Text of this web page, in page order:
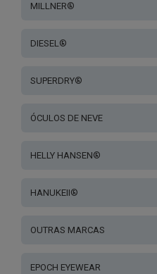
MILLNER®
DIESEL®
SUPERDRY®
ÓCULOS DE NEVE
HELLY HANSEN®
HANUKEII®
OUTRAS MARCAS
EPOCH EYEWEAR